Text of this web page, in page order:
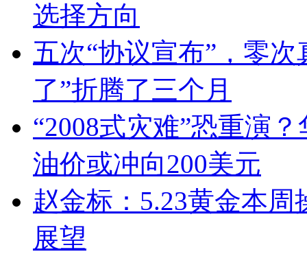
选择方向
五次“协议宣布”，零
了”折腾了三个月
“2008式灾难”恐重演
油价或冲向200美元
赵金标：5.23黄金本
展望